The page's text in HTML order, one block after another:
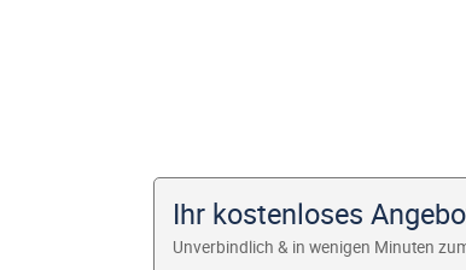
Ihr kostenloses
Unverbindlich & in wenigen Minuten